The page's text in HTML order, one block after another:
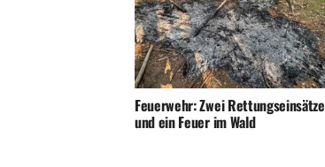
Feuerwehr: Zwei Rettungseinsätze
und ein Feuer im Wald